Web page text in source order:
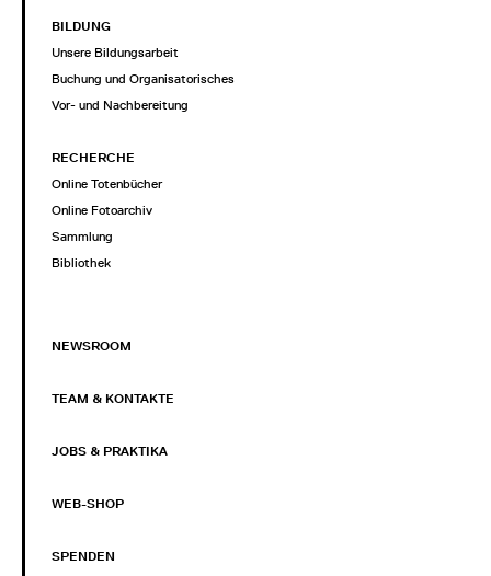
BILDUNG
Unsere Bildungsarbeit
Buchung und Organisatorisches
Vor- und Nachbereitung
RECHERCHE
Online Totenbücher
Online Fotoarchiv
Sammlung
Bibliothek
NEWSROOM
TEAM & KONTAKTE
JOBS & PRAKTIKA
WEB-SHOP
SPENDEN